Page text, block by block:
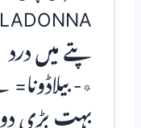
پتے میں درد
٭-
بہت بڑی